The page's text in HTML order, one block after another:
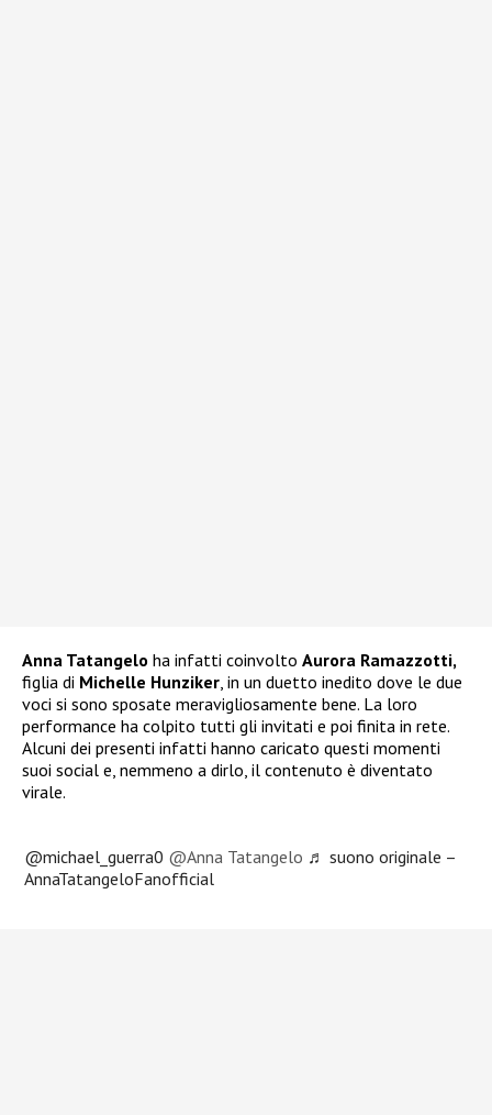
Anna Tatangelo ha infatti coinvolto Aurora Ramazzotti,
figlia di Michelle Hunziker, in un duetto inedito dove le due
voci si sono sposate meravigliosamente bene. La loro
performance ha colpito tutti gli invitati e poi finita in rete.
Alcuni dei presenti infatti hanno caricato questi momenti
suoi social e, nemmeno a dirlo, il contenuto è diventato
virale.
@michael_guerra0 @Anna Tatangelo ♬ suono originale –
AnnaTatangeloFanofficial